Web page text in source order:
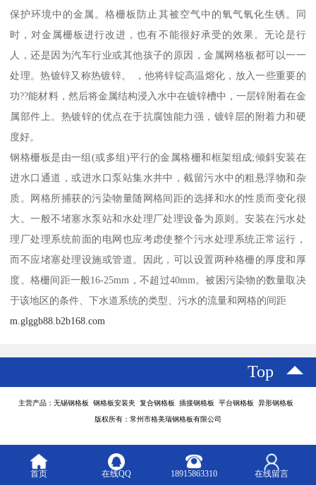
保护环境中的金属。格栅板防止其被空气中的氧气氧化生锈。同
时，对金属栅板进行改进，也有不能很好承受的效果。无论是行
人，还是因为汽车行业或其他孩子的原因，金属网格板都可以一一
处理。热镀锌又称热镀锌。 ，他将锌锭高温熔化，放入一些重要的
功??能材料，然后将金属结构浸入水中在镀锌槽中，一层锌附着在金
属部件上。热镀锌的优点在于抗腐蚀能力强，镀锌层的附着力和硬
度好。
钢格栅板是由一组(或多组)平行的金属格栅和框架组成;倾斜安装在
进水口通道，或进水口泵站集水井中，截留污水中的粗悬浮物和杂
质。网格所捕获的污染物量随网格间距的选择和水的性质而变化很
大。一般不堵塞水泵站和水处理厂处理设备为原则。安装在污水处
理厂处理系统前面的电网也应考虑使整个污水处理系统正常运行，
而不应堵塞处理设施或管道。因此，可以设置两种格栅的厚度和厚
度。格栅间距一般16-25mm，不超过40mm。被困污染物的数量取决
于该地区的条件、下水道系统的类型、污水的流量和网格的间距
m.glggb88.b2b168.com
Top
主营产品：无锡钢格板 钢格板安装夹 复合钢格板 插接钢格板 平台钢格板 异形钢格板
版权所有：常州市格美瑞钢格板有限公司
首页 在线QQ 18915863310 在线留言